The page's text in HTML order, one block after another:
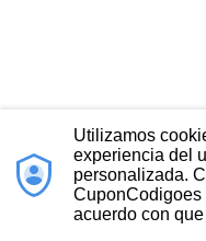
Utilizamos
experiencia del
personalizada.
CuponCodigoes
acuerdo con